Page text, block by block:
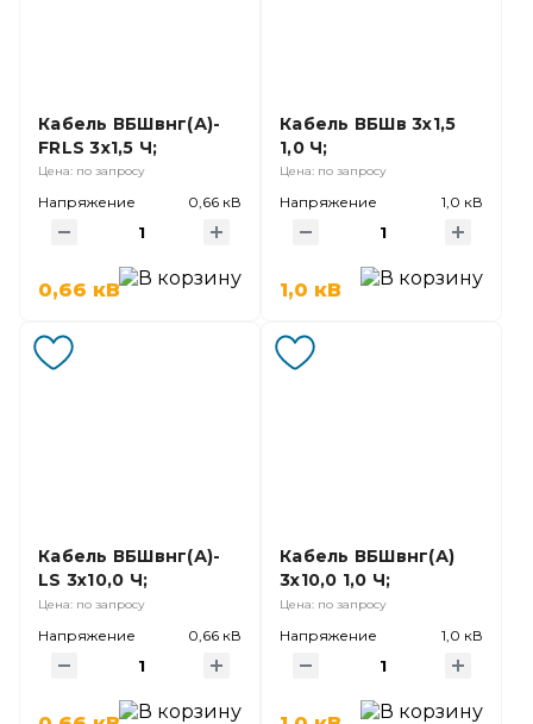
0,66 кВ
Кабель ВБШвнг(А)-
FRLS 3х1,5 Ч;
Цена: по запросу
Напряжение 0,66 кВ
1,0 кВ
Кабель ВБШв 3х1,5
1,0 Ч;
Цена: по запросу
Напряжение 1,0 кВ
Кабель ВБШвнг(А)-
LS 3х10,0 Ч;
Цена: по запросу
Напряжение 0,66 кВ
Кабель ВБШвнг(А)
3х10,0 1,0 Ч;
Цена: по запросу
Напряжение 1,0 кВ